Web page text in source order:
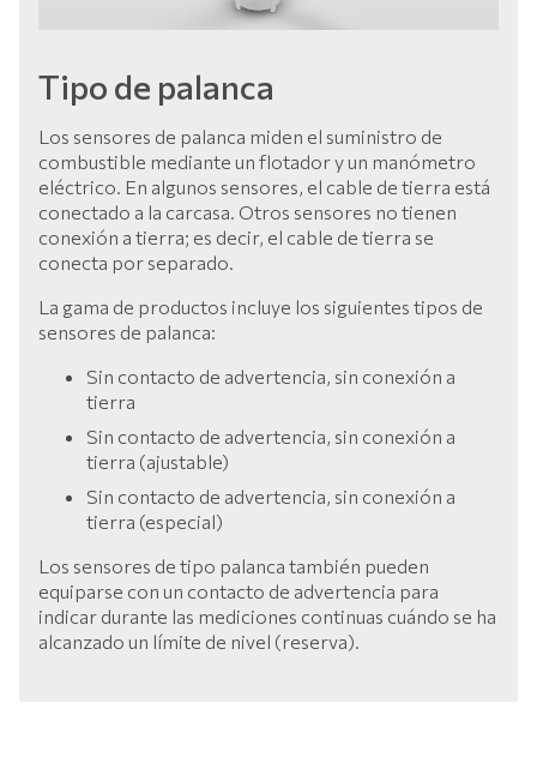
Tipo de palanca
Los sensores de palanca miden el suministro de
combustible mediante un flotador y un manómetro
eléctrico. En algunos sensores, el cable de tierra está
conectado a la carcasa. Otros sensores no tienen
conexión a tierra; es decir, el cable de tierra se
conecta por separado.
La gama de productos incluye los siguientes tipos de
sensores de palanca:
Sin contacto de advertencia, sin conexión a
tierra
Sin contacto de advertencia, sin conexión a
tierra (ajustable)
Sin contacto de advertencia, sin conexión a
tierra (especial)
Los sensores de tipo palanca también pueden
equiparse con un contacto de advertencia para
indicar durante las mediciones continuas cuándo se ha
alcanzado un límite de nivel (reserva).